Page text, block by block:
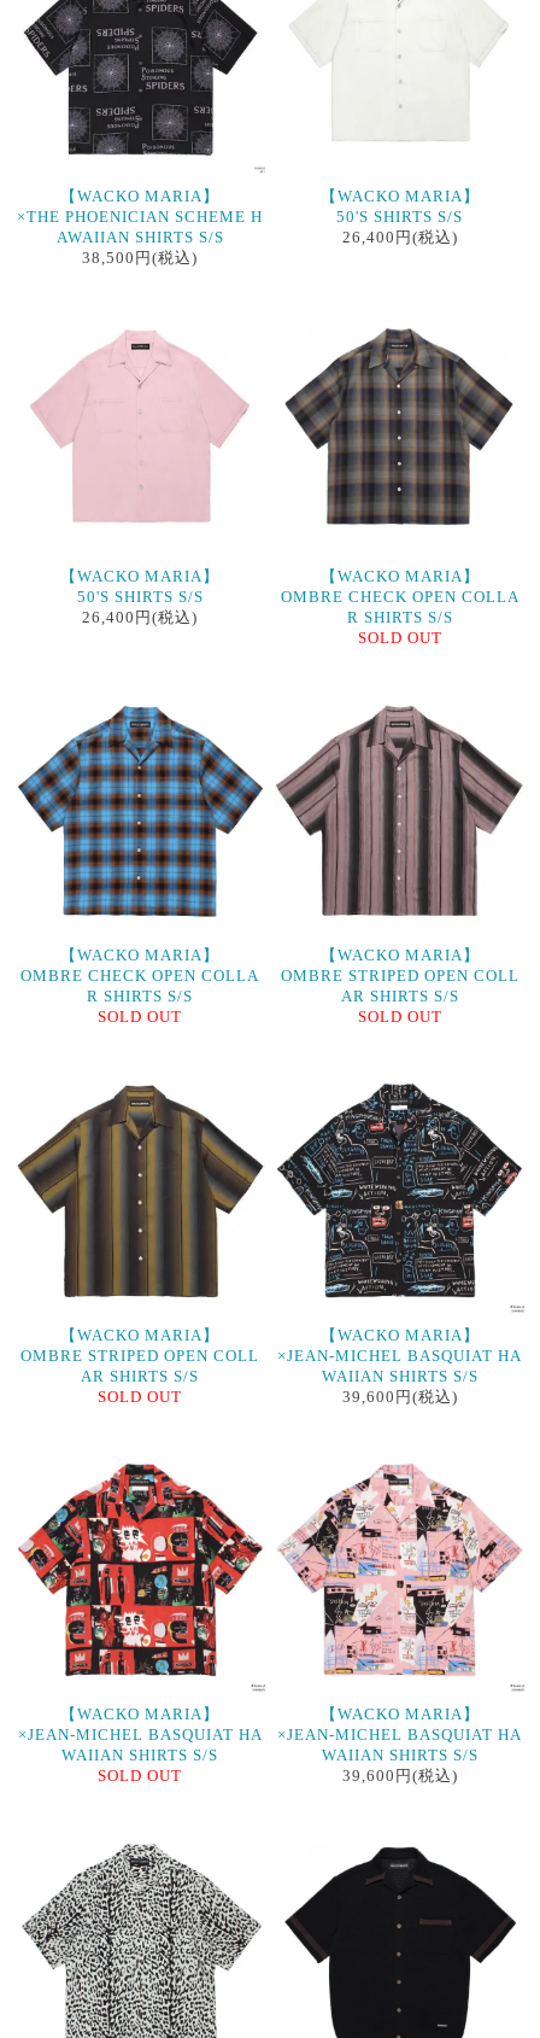
【WACKO MARIA】
×THE PHOENICIAN SCHEME H
AWAIIAN SHIRTS S/S
38,500円(税込)
【WACKO MARIA】
50'S SHIRTS S/S
26,400円(税込)
【WACKO MARIA】
50'S SHIRTS S/S
26,400円(税込)
【WACKO MARIA】
OMBRE CHECK OPEN COLLA
R SHIRTS S/S
SOLD OUT
【WACKO MARIA】
OMBRE CHECK OPEN COLLA
R SHIRTS S/S
SOLD OUT
【WACKO MARIA】
OMBRE STRIPED OPEN COLL
AR SHIRTS S/S
SOLD OUT
【WACKO MARIA】
OMBRE STRIPED OPEN COLL
AR SHIRTS S/S
SOLD OUT
【WACKO MARIA】
×JEAN-MICHEL BASQUIAT HA
WAIIAN SHIRTS S/S
39,600円(税込)
【WACKO MARIA】
×JEAN-MICHEL BASQUIAT HA
WAIIAN SHIRTS S/S
SOLD OUT
【WACKO MARIA】
×JEAN-MICHEL BASQUIAT HA
WAIIAN SHIRTS S/S
39,600円(税込)